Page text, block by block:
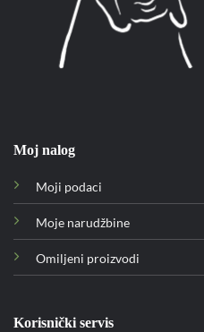
Moj nalog
Moji podaci
Moje narudžbine
Omiljeni proizvodi
Korisnički servis